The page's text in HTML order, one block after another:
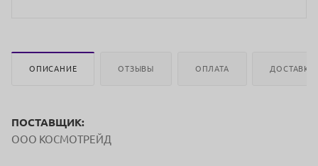
ОПИСАНИЕ ОТЗЫВЫ ОПЛАТА ДОСТАВКА
ПОСТАВЩИК:
ООО КОСМОТРЕЙД